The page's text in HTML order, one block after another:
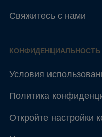
Свяжитесь с нами
КОНФИДЕНЦИАЛЬНОСТЬ
Условия
Политика
Откройте настройки